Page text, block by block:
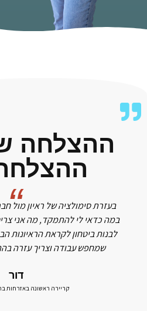
ההצלחה
בעזרת סימולציה של ראיון מול
במה כדאי לי להתמקד, מה אני
לבנות ביטחון לקראת הראיונות
שמחפש עבודה וצריך עזרה
דור
קריירה ראשונה באזרחות